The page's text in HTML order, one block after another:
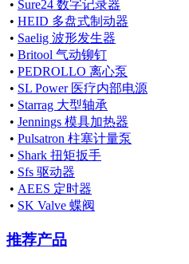
• Sure24 数字记录器
• HEID 多盘式制动器
• Saelig 波形发生器
• Britool 气动铆钉
• PEDROLLO 离心泵
• SL Power 医疗内部电源
• Starrag 大型轴承
• Jennings 模具加热器
• Pulsatron 柱塞计量泵
• Shark 扭矩扳手
• Sfs 驱动器
• AEES 定时器
• SK Valve 蝶阀
推荐产品